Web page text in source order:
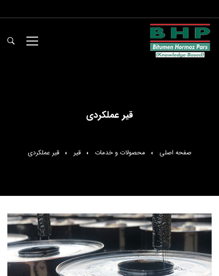
قیر عملکردی
صفحه اصلی محصولات و خدمات قیر قیر عملکردی